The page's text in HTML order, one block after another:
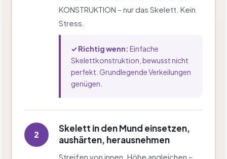
KONSTRUKTION – nur das Skelett. Kein
Stress.
✓ Richtig wenn: Einfache
Skelettkonstruktion, bewusst nicht
perfekt. Grundlegende Verkeilungen
genügen.
2
Skelett in den Mund einsetzen,
aushärten, herausnehmen
Streifen von innen. Höhe angleichen –